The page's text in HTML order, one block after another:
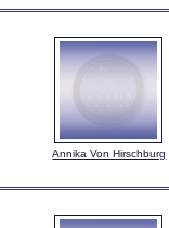
Annika Von Hirschburg